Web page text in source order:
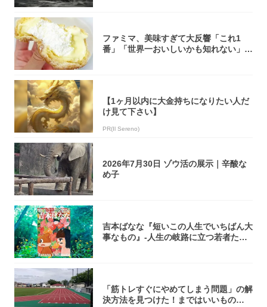
ファミマ、美味すぎて大反響「これ1
番」「世界一おいしいかも知れない」
【1ヶ月以内に大金持ちになりたい人だ
け見て下さい】
PR(Il Sereno)
2026年7月30日 ゾウ活の展示｜辛酸な
め子
吉本ばなな『短いこの人生でいちばん大
事なもの』-人生の岐路に立つ若者たち
「筋トレすぐにやめてしまう問題」の解
決方法を見つけた！まではいいもの